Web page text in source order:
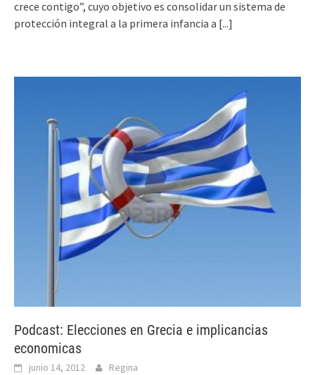
crece contigo”, cuyo objetivo es consolidar un sistema de
protección integral a la primera infancia a [...]
Podcast: Elecciones en Grecia e implicancias
economicas
junio 14, 2012 Regina